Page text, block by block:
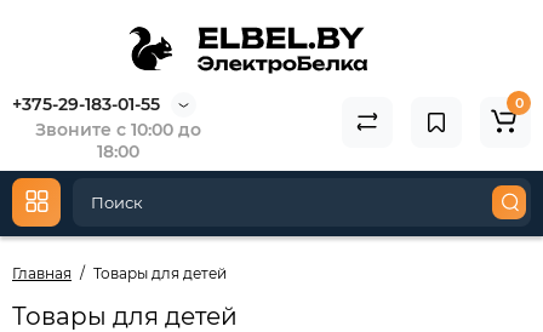
+375-29-183-01-55
Звоните с 10:00 до
18:00
0
Главная Товары для детей
Товары для детей